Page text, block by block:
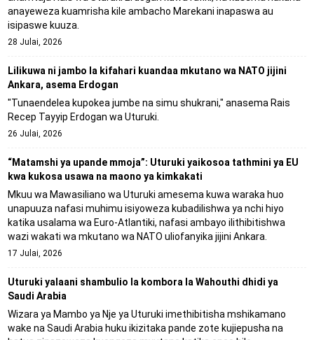
anayeweza kuamrisha kile ambacho Marekani inapaswa au
isipaswe kuuza.
28 Julai, 2026
Lilikuwa ni jambo la kifahari kuandaa mkutano wa NATO jijini
Ankara, asema Erdogan
"Tunaendelea kupokea jumbe na simu shukrani," anasema Rais
Recep Tayyip Erdogan wa Uturuki.
26 Julai, 2026
“Matamshi ya upande mmoja”: Uturuki yaikosoa tathmini ya EU
kwa kukosa usawa na maono ya kimkakati
Mkuu wa Mawasiliano wa Uturuki amesema kuwa waraka huo
unapuuza nafasi muhimu isiyoweza kubadilishwa ya nchi hiyo
katika usalama wa Euro-Atlantiki, nafasi ambayo ilithibitishwa
wazi wakati wa mkutano wa NATO uliofanyika jijini Ankara.
17 Julai, 2026
Uturuki yalaani shambulio la kombora la Wahouthi dhidi ya
Saudi Arabia
Wizara ya Mambo ya Nje ya Uturuki imethibitisha mshikamano
wake na Saudi Arabia huku ikizitaka pande zote kujiepusha na